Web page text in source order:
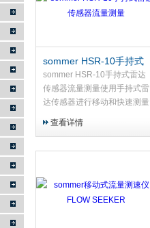
sommer HSR-10手持式
雷达传感器流量测量
sommer HSR-10手持式雷达
传感器流量测量使用手持式雷
达传感器进行移动和快速测量
持式水面雷达）是一种用于非
查看详情